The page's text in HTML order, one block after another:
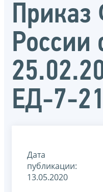
России
ЕД-7-
Дата
публикации:
13.05.2020